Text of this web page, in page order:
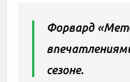
Форвард
сезоне.